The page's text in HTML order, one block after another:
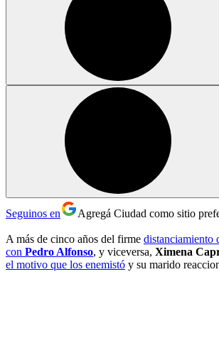
Seguinos en Agregá Ciudad como sitio
A más de cinco años del firme distanciamiento
con Pedro Alfonso, y viceversa, Ximena
el motivo que los enemistó y su marido